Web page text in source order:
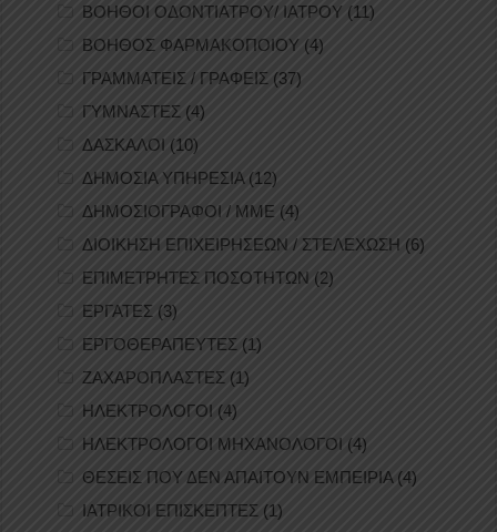
ΒΟΗΘΟΙ ΟΔΟΝΤΙΑΤΡΟΥ/ ΙΑΤΡΟΥ (11)
ΒΟΗΘΟΣ ΦΑΡΜΑΚΟΠΟΙΟΥ (4)
ΓΡΑΜΜΑΤΕΙΣ / ΓΡΑΦΕΙΣ (37)
ΓΥΜΝΑΣΤΕΣ (4)
ΔΑΣΚΑΛΟΙ (10)
ΔΗΜΟΣΙΑ ΥΠΗΡΕΣΙΑ(12)
ΔΗΜΟΣΙΟΓΡΑΦΟΙ / ΜΜΕ (4)
ΔΙΟΙΚΗΣΗ ΕΠΙΧΕΙΡΗΣΕΩΝ / ΣΤΕΛΕΧΩΣΗ (6)
ΕΠΙΜΕΤΡΗΤΕΣ ΠΟΣΟΤΗΤΩΝ (2)
ΕΡΓΑΤΕΣ (3)
ΕΡΓΟΘΕΡΑΠΕΥΤΕΣ (1)
ΖΑΧΑΡΟΠΛΑΣΤΕΣ (1)
ΗΛΕΚΤΡΟΛΟΓΟΙ (4)
ΗΛΕΚΤΡΟΛΟΓΟΙ ΜΗΧΑΝΟΛΟΓΟΙ (4)
ΘΕΣΕΙΣ ΠΟΥ ΔΕΝ ΑΠΑΙΤΟΥΝ ΕΜΠΕΙΡΙΑ(4)
ΙΑΤΡΙΚΟΙ ΕΠΙΣΚΕΠΤΕΣ (1)